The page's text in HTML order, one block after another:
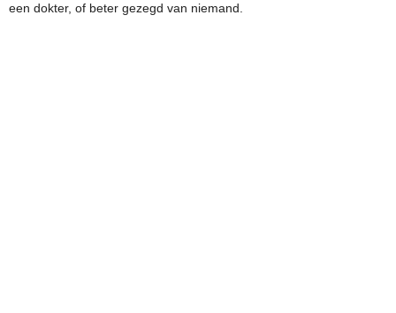
een dokter, of beter gezegd van niemand.